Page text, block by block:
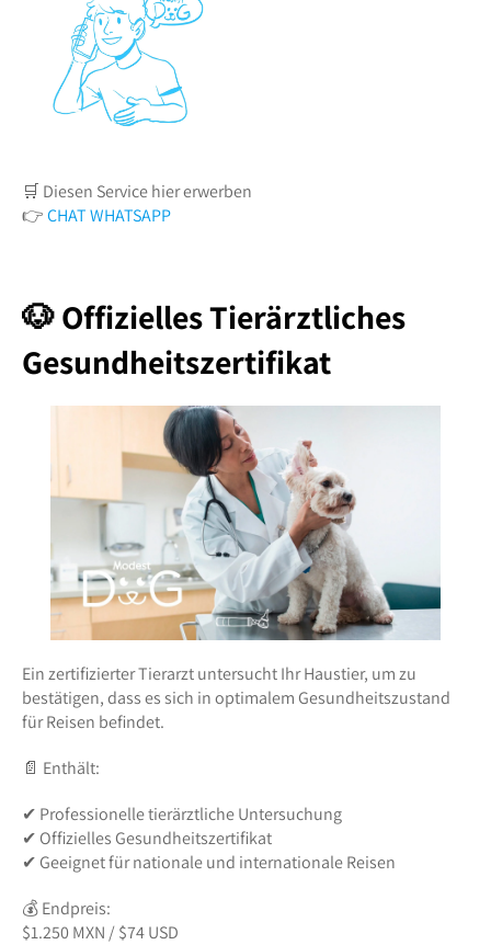
🛒 Diesen Service hier erwerben
👉CHAT WHATSAPP
🐶 Offizielles Tierärztliches
Gesundheitszertifikat
Ein zertifizierter Tierarzt untersucht Ihr Haustier, um zu
bestätigen, dass es sich in optimalem Gesundheitszustand
für Reisen befindet.
📄 Enthält:
✔ Professionelle tierärztliche Untersuchung
✔ Offizielles Gesundheitszertifikat
✔ Geeignet für nationale und internationale Reisen
💰 Endpreis:
$1.250 MXN / $74 USD